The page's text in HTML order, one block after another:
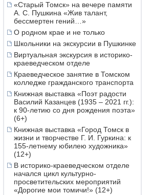
«Старый Томск» на вечере памяти
А. С. Пушкина «Жив талант,
бессмертен гений…»
О родном крае и не только
Школьники на экскурсии в Пушкинке
Виртуальная экскурсия в историко-
краеведческом отделе
Краеведческое занятие в Томском
колледже гражданского транспорта
Книжная выставка «Поэт радости
Василий Казанцев (1935 – 2021 гг.):
к 90-летию со дня рождения поэта»
(6+)
Книжная выставка «Город Томск в
жизни и творчестве Г. И. Гуркина: к
155-летнему юбилею художника»
(12+)
В историко-краеведческом отделе
начался цикл культурно-
просветительских мероприятий
«Дорогие мои томичи!» (12+)